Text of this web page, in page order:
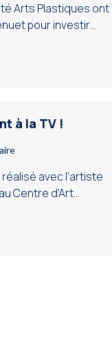
Arts Plastiques ont
pour investir…
à la TV !
avec l’artiste
Centre d’Art…